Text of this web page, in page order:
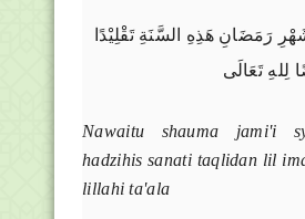
رَمَضَانِ هَذِهِ السَّنَةِ تَقْلِيْدًا
Nawaitu shauma jami'i
hadzihis sanati taqlidan lil
lillahi ta'ala